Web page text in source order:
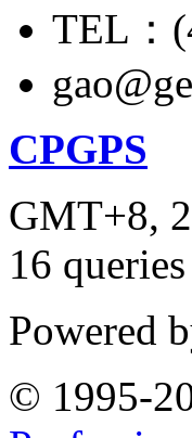
TEL：
CPGPS
GMT+8,
16
Powered
© 1995-